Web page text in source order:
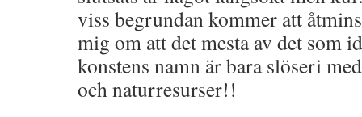
viss begrundan kommer att
mig om att det mesta av det som
konstens namn är bara slöseri
och naturresurser!!